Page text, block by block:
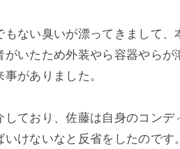
ない臭いが漂ってきまして、
いたため外装やら容器やらが
がありました。
ており、佐藤は自身のコンデ
けないなと反省をしたのです。